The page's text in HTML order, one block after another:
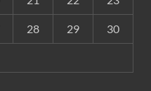
28 29 30